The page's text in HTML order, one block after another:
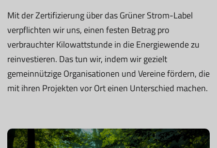
Mit der Zertifizierung über das Grüner Strom-Label
verpflichten wir uns, einen festen Betrag pro
verbrauchter Kilowattstunde in die Energiewende zu
reinvestieren. Das tun wir, indem wir gezielt
gemeinnützige Organisationen und Vereine fördern, die
mit ihren Projekten vor Ort einen Unterschied machen.